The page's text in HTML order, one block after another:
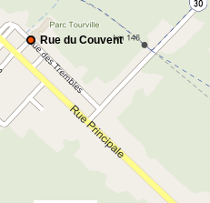
Rue du Couvent